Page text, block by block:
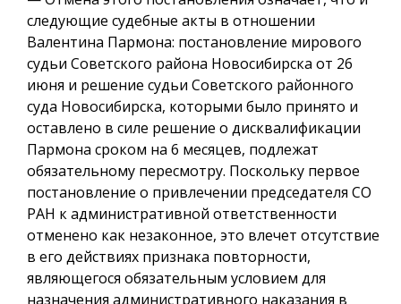
следующие судебные акты в отношении
Валентина Пармона: постановление мирового
судьи Советского района Новосибирска от 26
июня и решение судьи Советского районного
суда Новосибирска, которыми было принято и
оставлено в силе решение о дисквалификации
Пармона сроком на 6 месяцев, подлежат
обязательному пересмотру. Поскольку первое
постановление о привлечении председателя СО
РАН к административной ответственности
отменено как незаконное, это влечет отсутствие
в его действиях признака повторности,
являющегося обязательным условием для
назначения административного наказания в